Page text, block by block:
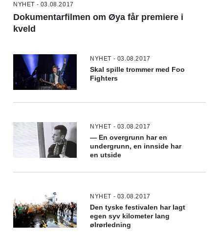
NYHET - 03.08.2017
Dokumentarfilmen om Øya får premiere i
kveld
NYHET - 03.08.2017
Skal spille trommer med Foo
Fighters
NYHET - 03.08.2017
— En overgrunn har en
undergrunn, en innside har
en utside
NYHET - 03.08.2017
Den tyske festivalen har lagt
egen syv kilometer lang
ølrørledning